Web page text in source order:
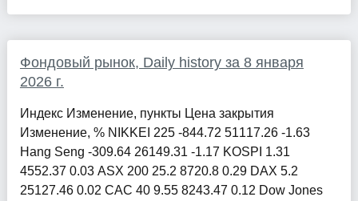
Фондовый рынок, Daily history за 8 января
2026 г.
Индекс Изменение, пункты Цена закрытия
Изменение, % NIKKEI 225 -844.72 51117.26 -1.63
Hang Seng -309.64 26149.31 -1.17 KOSPI 1.31
4552.37 0.03 ASX 200 25.2 8720.8 0.29 DAX 5.2
25127.46 0.02 CAC 40 9.55 8243.47 0.12 Dow Jones